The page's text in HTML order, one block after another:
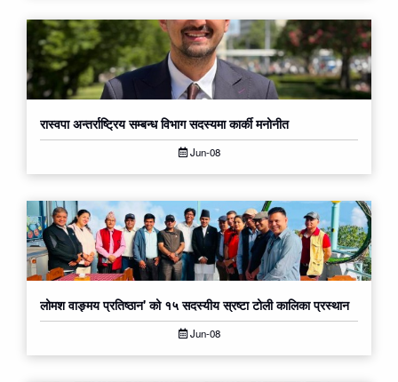
रास्वपा अन्तर्राष्ट्रिय सम्बन्ध विभाग सदस्यमा कार्की मनोनीत
Jun-08
लोमश वाङ्मय प्रतिष्ठान' को १५ सदस्यीय स्रष्टा टोली कालिका प्रस्थान
Jun-08